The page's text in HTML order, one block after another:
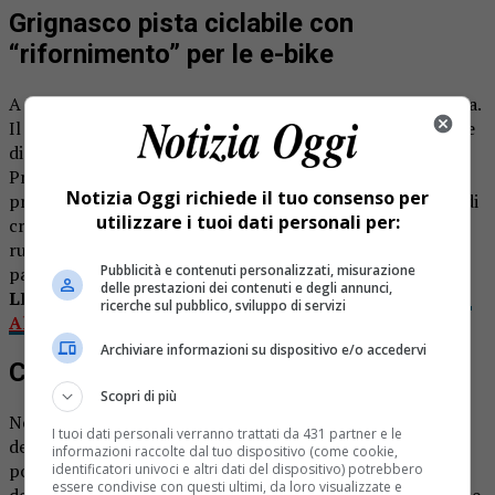
Grignasco pista ciclabile con
“rifornimento” per le e-bike
A Grignasco si lavora per l’eco percorso dell’energia pulita.
Il Comune guidato attualmente da Katia Bui ha intenzione
di realizzare un progetto originale insieme al Comune di
Prato Sesia. «L’idea era partita quando c’era ancora il mio
predecessore – puntualizza il primo cittadino -. SI tratta di
creare un percorso che dia modo agli amanti delle due
ruote di poter trascorrere del tempo in un contesto
particolare».
LEGGI ANCHE:Pista ciclabile montana tra Valle Elvo,
Alagna e Valle d’Aosta
Collaborazione con Prato Sesia
Nei mesi scorsi infatti il paese aveva aderito ad un bando
del Gal Terre del Sesia per “la realizzazione ed il
potenziamento delle infrastrutture turistico ricreative
Notizia Oggi richiede il tuo consenso per
utilizzare i tuoi dati personali per:
Pubblicità e contenuti personalizzati, misurazione
delle prestazioni dei contenuti e degli annunci,
ricerche sul pubblico, sviluppo di servizi
Archiviare informazioni su dispositivo e/o accedervi
Scopri di più
I tuoi dati personali verranno trattati da 431 partner e le
informazioni raccolte dal tuo dispositivo (come cookie,
identificatori univoci e altri dati del dispositivo) potrebbero
essere condivise con questi ultimi, da loro visualizzate e